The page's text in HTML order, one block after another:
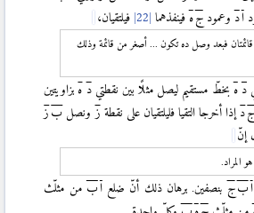
ا د وعمودج ه فينفذهما فيلتقيان،
فبعد وصل ده تكون ... أصغر من قائمة وذلك
د ه بخطّ مستقيم ليصل مثلًا بين نقطتيد ه بزاويتين
جد إذا أخرجا التقيا فليلتقيان على نقطة ز ونصل ب ز
إنّ
هو المراد.
ا ب ج بنصفين. برهان ذلك أنّ ضلعا ب من مثلّث